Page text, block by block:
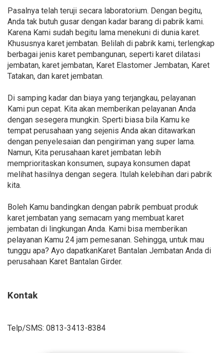
Pasalnya telah teruji secara laboratorium. Dengan begitu,
Anda tak butuh gusar dengan kadar barang di pabrik kami.
Karena Kami sudah begitu lama menekuni di dunia karet.
Khususnya karet jembatan. Belilah di pabrik kami, terlengkap
berbagai jenis karet pembangunan, seperti karet dilatasi
jembatan, karet jembatan, Karet Elastomer Jembatan, Karet
Tatakan, dan karet jembatan.
Di samping kadar dan biaya yang terjangkau, pelayanan
Kami pun cepat. Kita akan memberikan pelayanan Anda
dengan sesegera mungkin. Sperti biasa bila Kamu ke
tempat perusahaan yang sejenis Anda akan ditawarkan
dengan penyelesaian dan pengiriman yang super lama.
Namun, Kita perusahaan karet jembatan lebih
memprioritaskan konsumen, supaya konsumen dapat
melihat hasilnya dengan segera. Itulah kelebihan dari pabrik
kita.
Boleh Kamu bandingkan dengan pabrik pembuat produk
karet jembatan yang semacam yang membuat karet
jembatan di lingkungan Anda. Kami bisa memberikan
pelayanan Kamu 24 jam pemesanan. Sehingga, untuk mau
tunggu apa? Ayo dapatkanKaret Bantalan Jembatan Anda di
perusahaan Karet Bantalan Girder.
Kontak
Telp/SMS: 0813-3413-8384